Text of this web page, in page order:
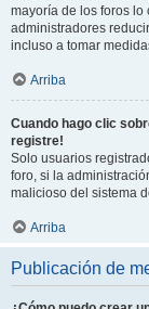
mayoría de los foros lo
administradores
incluso a tomar
Arriba
Cuando hago clic
registre!
Solo usuarios
foro, si la
malicioso del sistema
Arriba
Publicación de